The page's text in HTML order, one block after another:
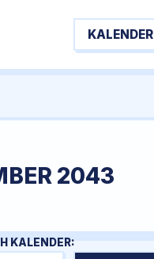
KALENDER
2043
KALENDER: